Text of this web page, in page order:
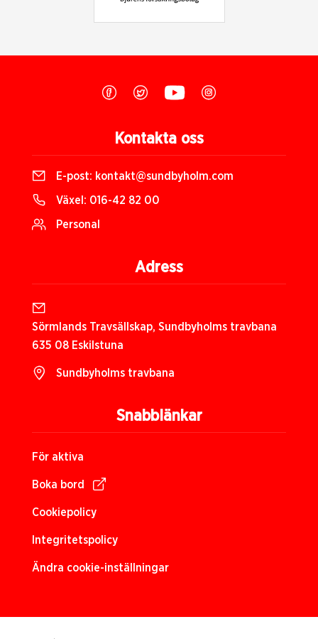
Snabblänkar
För aktiva
Boka bord
Cookiepolicy
Integritetspolicy
Ändra cookie-inställningar
Kontakta oss
E-post: kontakt@sundbyholm.com
Växel: 016-42 82 00
Personal
Adress
Sörmlands Travsällskap, Sundbyholms travbana
635 08 Eskilstuna
Sundbyholms travbana